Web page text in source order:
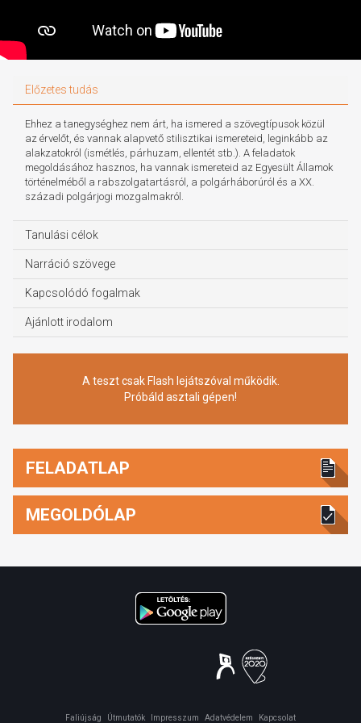
Előzetes tudás
Ehhez a tanegységhez nem árt, ha ismered a szövegtípusok közül
az érvelőt, és vannak alapvető stilisztikai ismereteid, leginkább az
alakzatokról (ismétlés, párhuzam, ellentét stb.). A feladatok
megoldásához hasznos, ha vannak ismereteid az Egyesült Államok
történelméből a rabszolgatartásról, a polgárháborúról és a XX.
századi polgárjogi mozgalmakról.
Tanulási célok
Narráció szövege
Kapcsolódó fogalmak
Ajánlott irodalom
A teszt csak Flash lejátszóval működik.
Próbáld asztali gépen!
FELADATLAP
MEGOLDÓLAP
Faliújság Útmutatók Impresszum Adatvédelem Kapcsolat